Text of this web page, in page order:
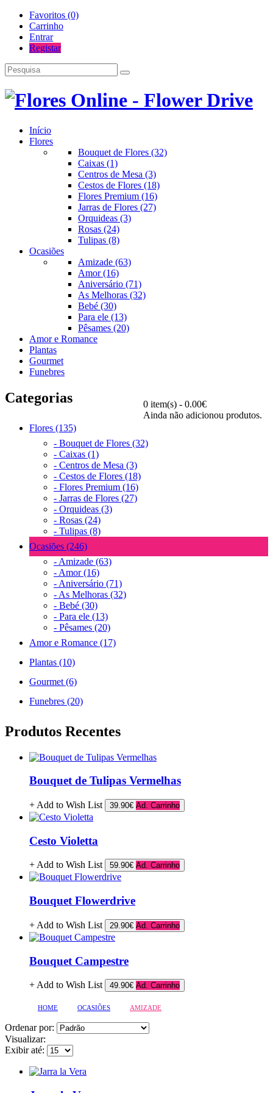
Favoritos (0)
Carrinho
Entrar
Registar
Início
Flores
Bouquet de Flores (32)
Caixas (1)
Centros de Mesa (3)
Cestos de Flores (18)
Flores Premium (16)
Jarras de Flores (27)
Orquideas (3)
Rosas (24)
Tulipas (8)
Ocasiões
Amizade (63)
Amor (16)
Aniversário (71)
As Melhoras (32)
Bebé (30)
Para ele (13)
Pêsames (20)
Amor e Romance
Plantas
Gourmet
Funebres
0 item(s) - 0.00€
Ainda não adicionou produtos.
Categorias
Flores (135)
- Bouquet de Flores (32)
- Caixas (1)
- Centros de Mesa (3)
- Cestos de Flores (18)
- Flores Premium (16)
- Jarras de Flores (27)
- Orquideas (3)
- Rosas (24)
- Tulipas (8)
Ocasiões (246)
- Amizade (63)
- Amor (16)
- Aniversário (71)
- As Melhoras (32)
- Bebé (30)
- Para ele (13)
- Pêsames (20)
Amor e Romance (17)
Plantas (10)
Gourmet (6)
Funebres (20)
Produtos Recentes
Bouquet de Tulipas Vermelhas
+ Add to Wish List 39.90€ Ad. Carrinho
Cesto Violetta
+ Add to Wish List 59.90€ Ad. Carrinho
Bouquet Flowerdrive
+ Add to Wish List 29.90€ Ad. Carrinho
Bouquet Campestre
+ Add to Wish List 49.90€ Ad. Carrinho
HOME OCASIÕES AMIZADE
Ordenar por:
Visualizar:
Exibir até: